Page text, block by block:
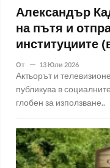
Александър
на пътя и
институциите
От 13 Юли 2026
Актьорът и
публикува в
глобен за използване..